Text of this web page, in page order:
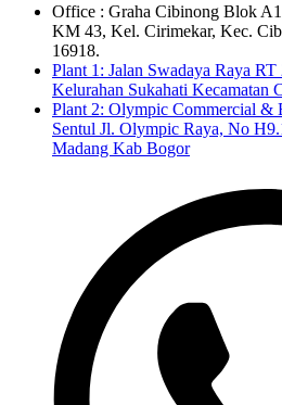
Office : Graha Cibinong Blok
KM 43, Kel. Cirimekar, Kec.
16918.
Plant 1: Jalan Swadaya Raya
Kelurahan Sukahati Kecamatan
Plant 2: Olympic Commercial &
Sentul Jl. Olympic Raya, No
Madang Kab Bogor